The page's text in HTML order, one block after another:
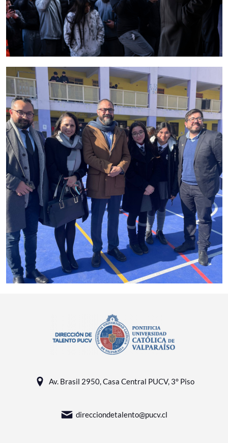
Av. Brasil 2950, Casa Central PUCV, 3° Piso
direcciondetalento@pucv.cl